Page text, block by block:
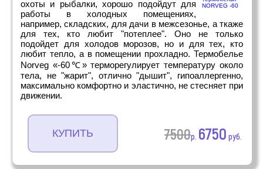
охоты и рыбалки, хорошо подойдут для
работы в холодных помещениях,
например, складских, для дачи в межсезонье, а ткаже
для тех, кто любит "потеплее". Оно не только
подойдет для холодов морозов, но и для тех, кто
любит тепло, а в помещении прохладно. Термобелье
Norveg «-60℃» терморегулирует температуру около
тела, не "жарит", отлично "дышит", гипоаллергенно,
максимально комфортно и эластично, не стесняет при
движении.
КУПИТЬ 7500р. 6750 руб.